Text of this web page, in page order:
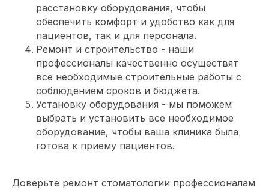
расстановку оборудования, чтобы
обеспечить комфорт и удобство как для
пациентов, так и для персонала.
Ремонт и строительство - наши
профессионалы качественно осуществят
все необходимые строительные работы с
соблюдением сроков и бюджета.
Установку оборудования - мы поможем
выбрать и установить все необходимое
оборудование, чтобы ваша клиника была
готова к приему пациентов.
Доверьте ремонт стоматологии профессионалам